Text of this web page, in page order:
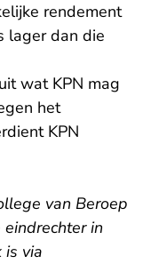
rendement
lager dan die
wat KPN mag
het
KPN
van Beroep
in
is via